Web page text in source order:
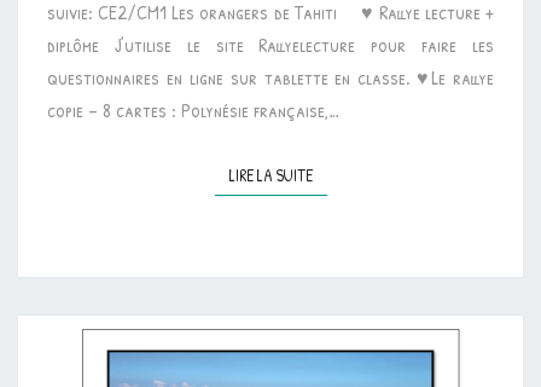
suivie: CE2/CM1 Les orangers de Tahiti ♥ Rallye lecture +
diplôme J’utilise le site Rallyelecture pour faire les
questionnaires en ligne sur tablette en classe. ♥Le rallye
copie – 8 cartes : Polynésie française,…
LIRE LA SUITELIRE LA SUITE